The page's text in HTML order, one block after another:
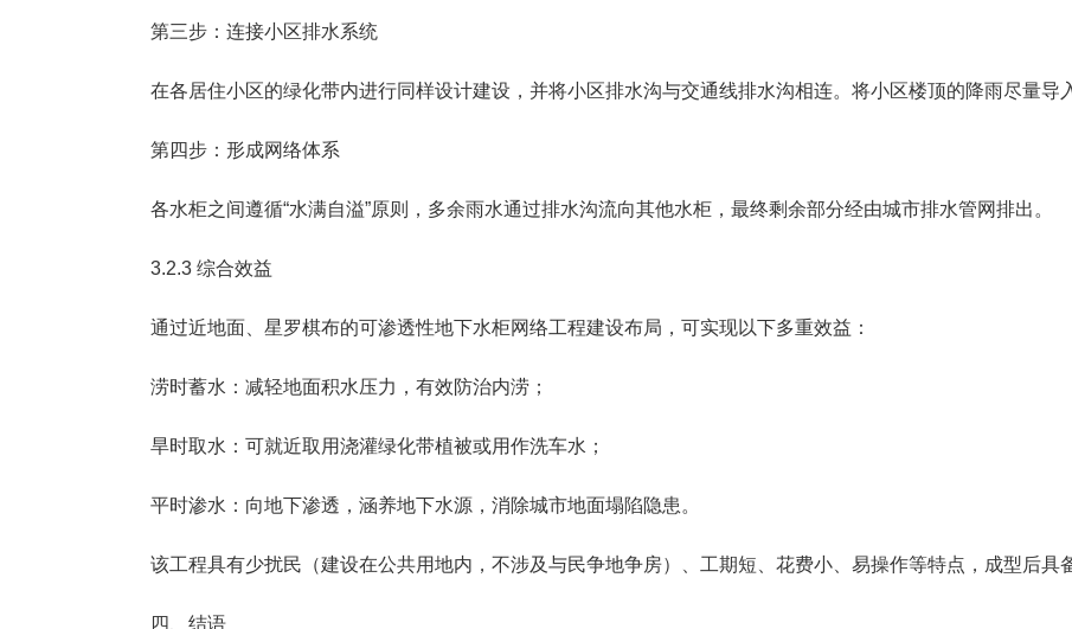
第三步：连接小区排水系统
在各居住小区的绿化带内进行同样设计建设，并将小区排水沟与交通线排水沟相连。将小区楼顶的降雨尽量导
第四步：形成网络体系
各水柜之间遵循“水满自溢”原则，多余雨水通过排水沟流向其他水柜，最终剩余部分经由城市排水管网排出。
3.2.3 综合效益
通过近地面、星罗棋布的可渗透性地下水柜网络工程建设布局，可实现以下多重效益：
涝时蓄水：减轻地面积水压力，有效防治内涝；
旱时取水：可就近取用浇灌绿化带植被或用作洗车水；
平时渗水：向地下渗透，涵养地下水源，消除城市地面塌陷隐患。
该工程具有少扰民（建设在公共用地内，不涉及与民争地争房）、工期短、花费小、易操作等特点，成型后具
四、结语